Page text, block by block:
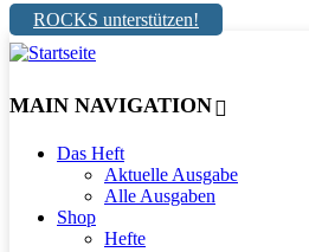
ROCKS unterstützen!
MAIN NAVIGATION
Das Heft
Aktuelle Ausgabe
Alle Ausgaben
Shop
Hefte